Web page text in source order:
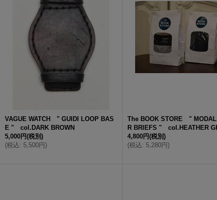
VAGUE WATCH " GUIDI LOOP BAS
E " col.DARK BROWN
5,000円(税別)
(税込: 5,500円)
The BOOK STORE "
R BRIEFS " col.HEATHER
4,800円(税別)
(税込: 5,280円)